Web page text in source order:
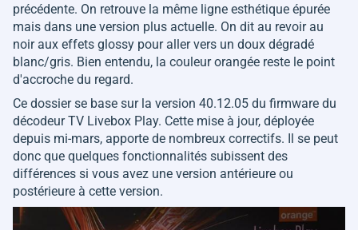
précédente. On retrouve la même ligne esthétique épurée
mais dans une version plus actuelle. On dit au revoir au
noir aux effets glossy pour aller vers un doux dégradé
blanc/gris. Bien entendu, la couleur orangée reste le point
d'accroche du regard.
Ce dossier se base sur la version 40.12.05 du firmware du
décodeur TV Livebox Play. Cette mise à jour, déployée
depuis mi-mars, apporte de nombreux correctifs. Il se peut
donc que quelques fonctionnalités subissent des
différences si vous avez une version antérieure ou
postérieure à cette version.